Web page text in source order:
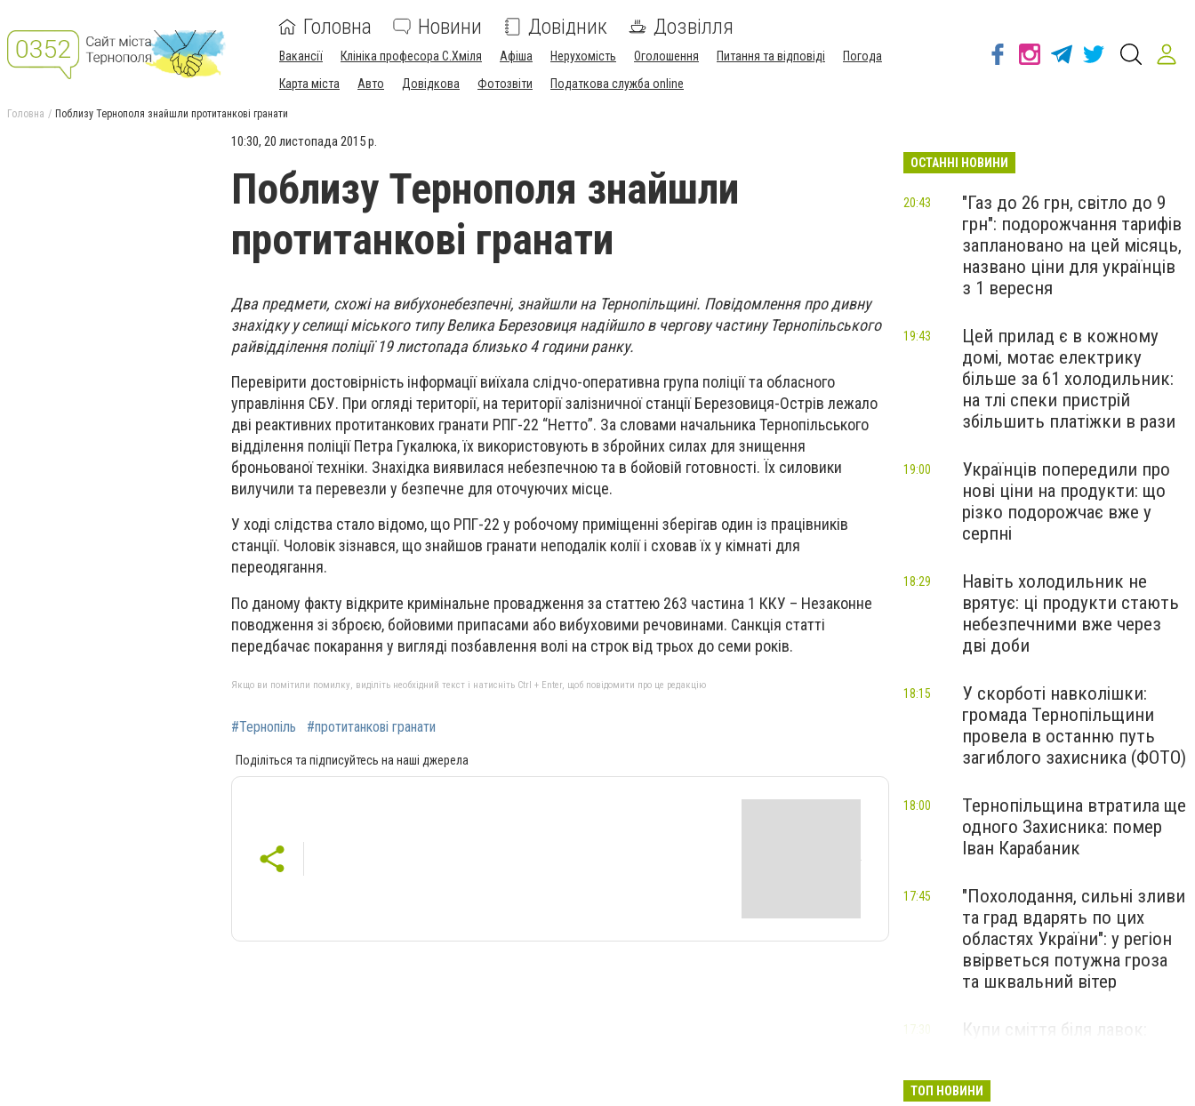
Головна Новини Довідник Дозвілля
Вакансії Клініка професора С.Хміля Афіша Нерухомість Оголошення Питання та відповіді
Погода
Карта міста
Авто Довідкова Фотозвіти Податкова служба online
Головна Поблизу Тернополя знайшли протитанкові гранати
10:30, 20 листопада 2015 р.
Поблизу Тернополя знайшли
протитанкові гранати
Два предмети, схожі на вибухонебезпечні, знайшли на Тернопільщині. Повідомлення про дивну
знахідку у селищі міського типу Велика Березовиця надійшло в чергову частину Тернопільського
райвідділення поліції 19 листопада близько 4 години ранку.
Перевірити достовірність інформації виїхала слідчо-оперативна група поліції та обласного
управління СБУ. При огляді території, на території залізничної станції Березовиця-Острів лежало
дві реактивних протитанкових гранати РПГ-22 “Нетто”. За словами начальника Тернопільського
відділення поліції Петра Гукалюка, їх використовують в збройних силах для знищення
броньованої техніки. Знахідка виявилася небезпечною та в бойовій готовності. Їх силовики
вилучили та перевезли у безпечне для оточуючих місце.
У ході слідства стало відомо, що РПГ-22 у робочому приміщенні зберігав один із працівників
станції. Чоловік зізнався, що знайшов гранати неподалік колії і сховав їх у кімнаті для
переодягання.
По даному факту відкрите кримінальне провадження за статтею 263 частина 1 ККУ – Незаконне
поводження зі зброєю, бойовими припасами або вибуховими речовинами. Санкція статті
передбачає покарання у вигляді позбавлення волі на строк від трьох до семи років.
Якщо ви помітили помилку, виділіть необхідний текст і натисніть Ctrl + Enter, щоб повідомити про це редакцію
#Тернопіль #протитанкові гранати
Поділіться та підписуйтесь на наші джерела
ОСТАННІ НОВИНИ
"Газ до 26 грн, світло до 9
грн": подорожчання тарифів
заплановано на цей місяць,
названо ціни для українців
з 1 вересня
20:43
Цей прилад є в кожному
домі, мотає електрику
більше за 61 холодильник:
на тлі спеки пристрій
збільшить платіжки в рази
19:43
Українців попередили про
нові ціни на продукти: що
різко подорожчає вже у
серпні
19:00
Навіть холодильник не
врятує: ці продукти стають
небезпечними вже через
дві доби
18:29
У скорботі навколішки:
громада Тернопільщини
провела в останню путь
загиблого захисника (ФОТО)
18:15
Тернопільщина втратила ще
одного Захисника: помер
Іван Карабаник
18:00
"Похолодання, сильні зливи
та град вдарять по цих
областях України": у регіон
ввірветься потужна гроза
та шквальний вітер
17:45
Купи сміття біля лавок:
побаченого у парку (ВІДЕО)
17:30
ТОП НОВИНИ